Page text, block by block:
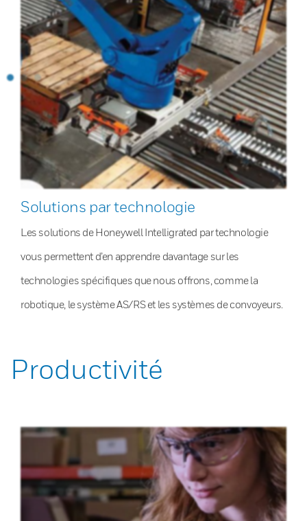
Solutions par technologie
Les solutions de Honeywell Intelligrated par technologie
vous permettent d’en apprendre davantage sur les
technologies spécifiques que nous offrons, comme la
robotique, le système AS/RS et les systèmes de convoyeurs.
Productivité